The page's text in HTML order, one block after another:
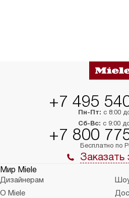
+7 495
Пн-Пт: с 8:00
Сб-Вс: с 9:00
+7 800
Бесплатно по
Заказать
Мир Miele
Дизайнерам
О Miele